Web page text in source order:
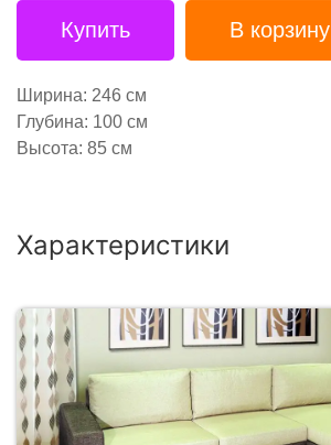
Купить В корзину
Ширина: 246 см
Глубина: 100 см
Высота: 85 см
Характеристики